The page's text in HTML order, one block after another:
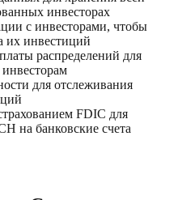
инвесторах
с инвесторами, чтобы
их инвестиций
распределений для
инвесторам
для отслеживания
FDIC для
на банковские счета